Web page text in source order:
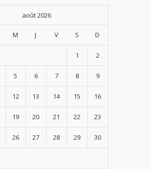
août 2026
M J V S D
1 2
5 6 7 8 9
12 13 14 15 16
19 20 21 22 23
26 27 28 29 30